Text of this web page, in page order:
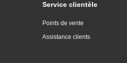
Service clientèle
Points de vente
Assistance clients